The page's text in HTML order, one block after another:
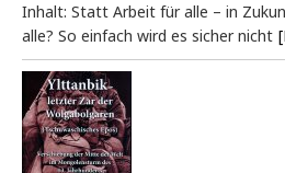
Inhalt: Statt Arbeit für alle – in
alle? So einfach wird es sicher nicht